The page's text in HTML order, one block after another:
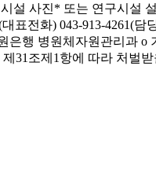
설 사진* 또는 연구시설
대표전화) 043-913-4261(
은행 병원체자원관리과
31조제1항에 따라 처벌